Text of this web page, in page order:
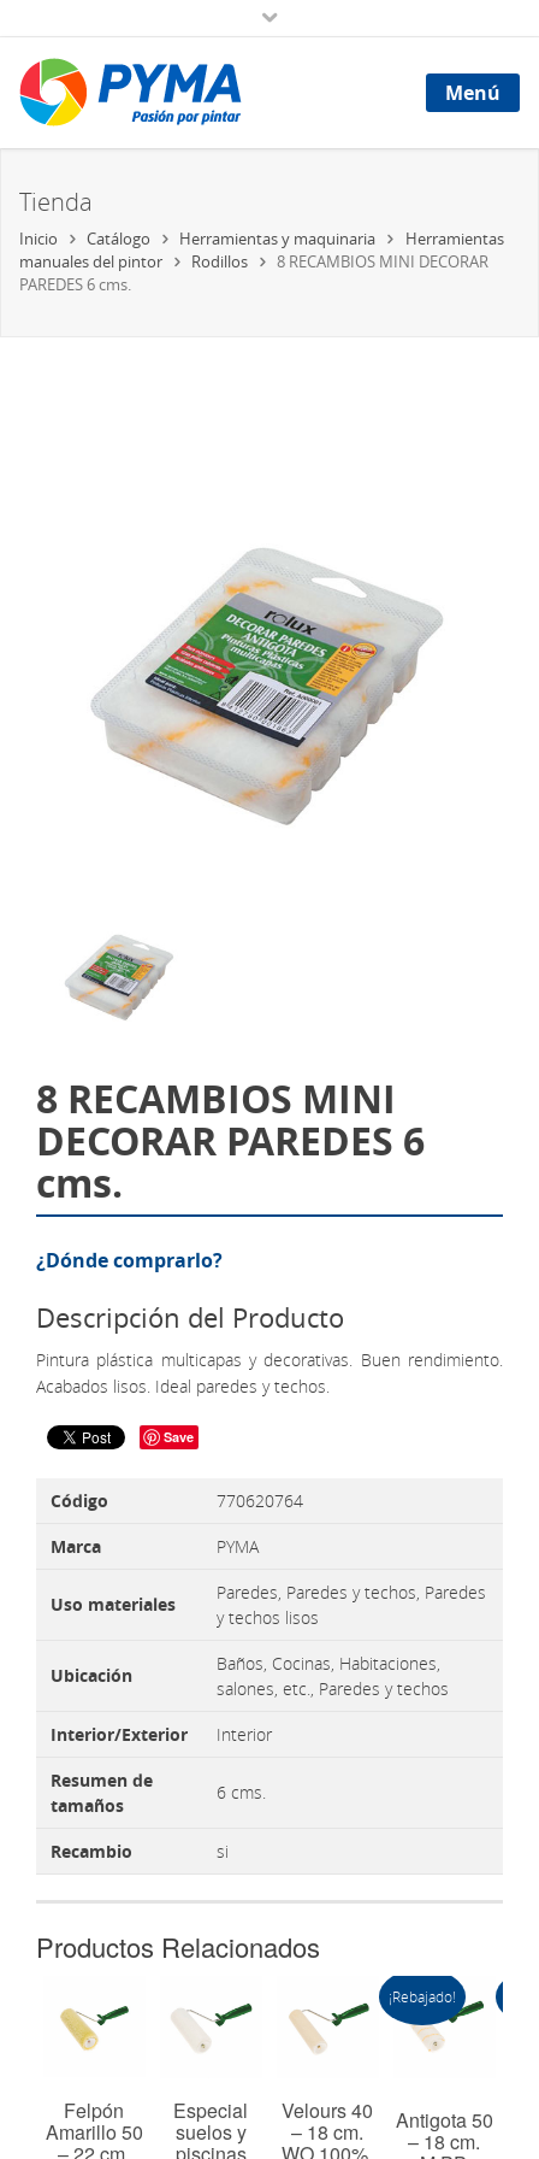
Menú
Tienda
Inicio Catálogo Herramientas y maquinaria
Herramientas
manuales del pintor
Rodillos
8 RECAMBIOS MINI DECORAR
PAREDES 6 cms.
8 RECAMBIOS MINI
DECORAR PAREDES 6
cms.
¿Dónde comprarlo?
Descripción del Producto
Pintura plástica multicapas y decorativas. Buen rendimiento.
Acabados lisos. Ideal paredes y techos.
Save
Código
770620764
Marca
PYMA
Uso materiales
Paredes, Paredes y techos, Paredes
y techos lisos
Ubicación
Baños, Cocinas, Habitaciones,
salones, etc., Paredes y techos
Interior/Exterior
Interior
Resumen de
tamaños
6 cms.
Recambio si
Productos Relacionados
Felpón
Amarillo 50
Especial
suelos y
Velours 40
– 18 cm.
¡Rebajado!
Antigota 50
– 18 cm.